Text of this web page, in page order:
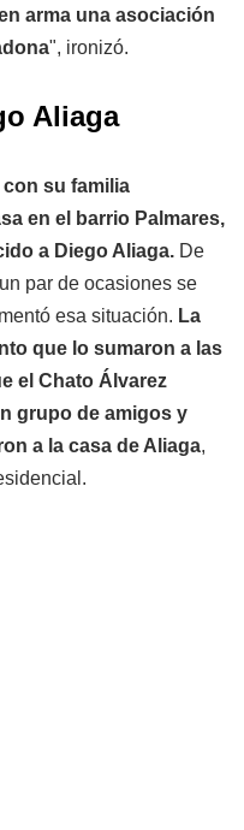
arma una asociación
", ironizó.
Aliaga
su familia
en el barrio Palmares,
a Diego Aliaga. De
par de ocasiones se
esa situación. La
que lo sumaron a las
el Chato Álvarez
grupo de amigos y
a la casa de Aliaga,